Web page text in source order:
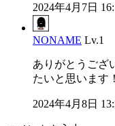
2024年4月7日
NONAME Lv.1
ありがとうござ
たいと思います！
2024年4月8日